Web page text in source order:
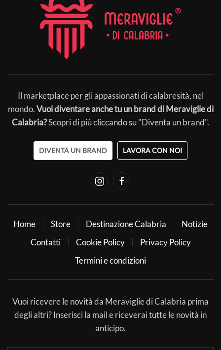
Il marketplace per gli appassionati di calabresità, nel
mondo.Vuoi diventare anche tu un brand di Meraviglie di
Calabria?Scopri di più cliccando su "Diventa un brand".
DIVENTA UN BRAND LAVORA CON NOI
Home Store Destinazione Calabria
Notizie
Contatti
Cookie Policy
Privacy Policy
Termini e condizioni
Vuoi ricevere le novità da Meraviglie di Calabria prima
degli altri? Inserisci la mail e riceverai tutte le novità in
anticipo.